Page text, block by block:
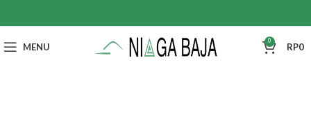
MENU 0 RP0